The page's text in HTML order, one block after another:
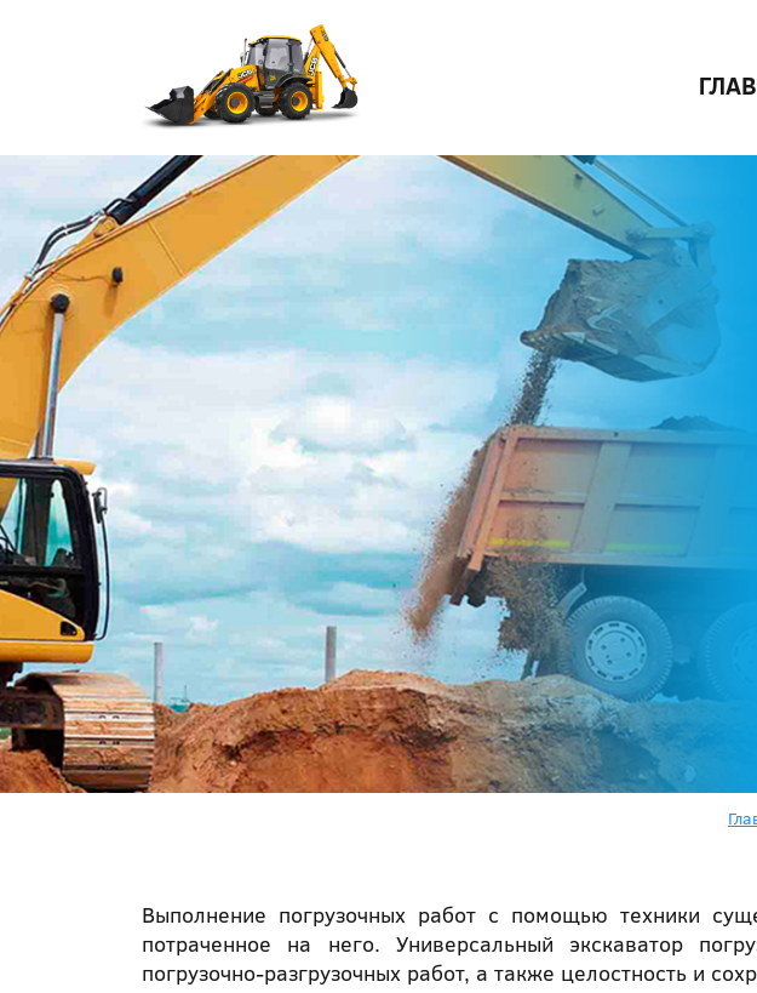
Выполнение погрузочных работ с помощью техники
потраченное на него. Универсальный экскаватор
погрузочно-разгрузочных работ, а также целостность и